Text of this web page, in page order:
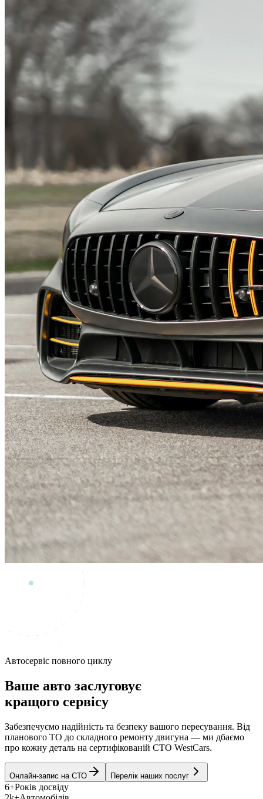
Автосервіс повного циклу
Ваше авто заслуговує
кращого сервісу
Забезпечуємо надійність та безпеку вашого пересування. Від
планового ТО до складного ремонту двигуна — ми дбаємо
про кожну деталь на сертифікованій СТО WestCars.
Онлайн-запис на СТО Перелік наших послуг
6+Років досвіду